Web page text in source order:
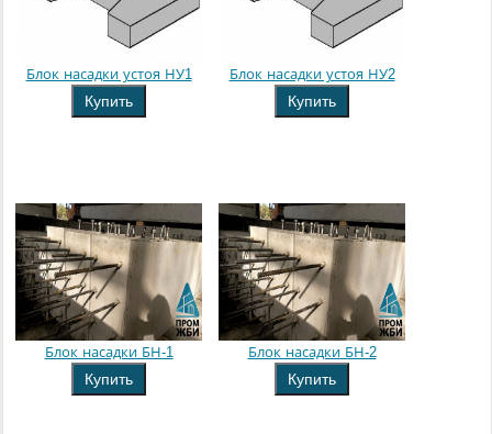
Блок насадки устоя НУ1
Купить
Блок насадки устоя НУ2
Купить
Блок насадки БН-1
Купить
Блок насадки БН-2
Купить